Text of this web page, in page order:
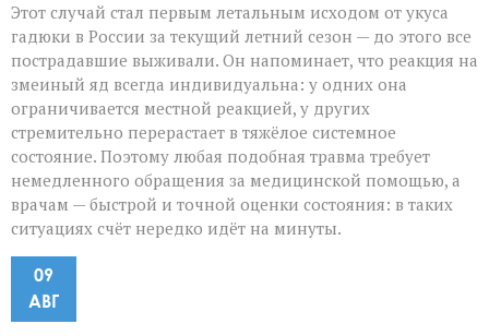
Этот случай стал первым летальным исходом от укуса
гадюки в России за текущий летний сезон — до этого все
пострадавшие выживали. Он напоминает, что реакция на
змеиный яд всегда индивидуальна: у одних она
ограничивается местной реакцией, у других
стремительно перерастает в тяжёлое системное
состояние. Поэтому любая подобная травма требует
немедленного обращения за медицинской помощью, а
врачам — быстрой и точной оценки состояния: в таких
ситуациях счёт нередко идёт на минуты.
09
АВГ